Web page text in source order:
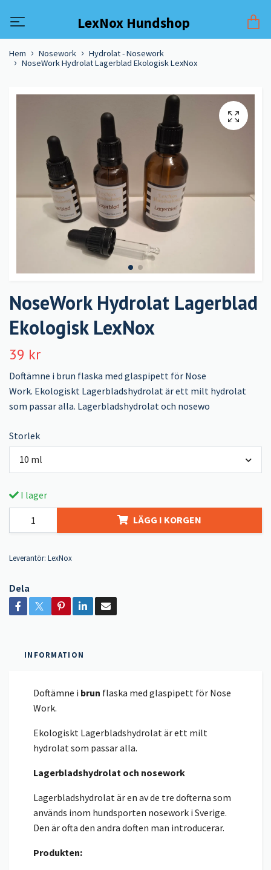
LexNox Hundshop
Hem Nosework
Hydrolat - Nosework
NoseWork Hydrolat Lagerblad Ekologisk LexNox
NoseWork Hydrolat Lagerblad
Ekologisk LexNox
39 kr
Doftämne i brun flaska med glaspipett för Nose
Work. Ekologiskt Lagerbladshydrolat är ett milt hydrolat
som passar alla. Lagerbladshydrolat och nosewo
Storlek
10 ml
I lager
LÄGG I KORGEN
Leverantör: LexNox
Dela
INFORMATION
Doftämne i brun flaska med glaspipett för Nose
Work.
Ekologiskt Lagerbladshydrolat är ett milt
hydrolat som passar alla.
Lagerbladshydrolat och nosework
Lagerbladshydrolat är en av de tre dofterna som
används inom hundsporten nosework i Sverige.
Den är ofta den andra doften man introducerar.
Produkten: